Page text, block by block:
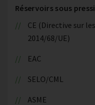
Réservoirs sous
CE (Directive sur
2014/68/UE)
EAC
SELO/CML
ASME